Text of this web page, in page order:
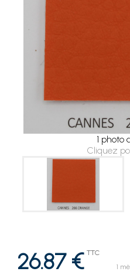
1 photo
Cliquez
26.87 € TTC
1